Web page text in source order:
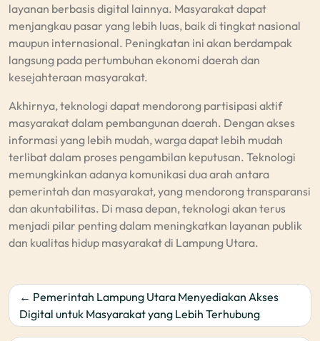
layanan berbasis digital lainnya. Masyarakat dapat
menjangkau pasar yang lebih luas, baik di tingkat nasional
maupun internasional. Peningkatan ini akan berdampak
langsung pada pertumbuhan ekonomi daerah dan
kesejahteraan masyarakat.
Akhirnya, teknologi dapat mendorong partisipasi aktif
masyarakat dalam pembangunan daerah. Dengan akses
informasi yang lebih mudah, warga dapat lebih mudah
terlibat dalam proses pengambilan keputusan. Teknologi
memungkinkan adanya komunikasi dua arah antara
pemerintah dan masyarakat, yang mendorong transparansi
dan akuntabilitas. Di masa depan, teknologi akan terus
menjadi pilar penting dalam meningkatkan layanan publik
dan kualitas hidup masyarakat di Lampung Utara.
Post
navigation
Pemerintah Lampung Utara Menyediakan Akses
Digital untuk Masyarakat yang Lebih Terhubung